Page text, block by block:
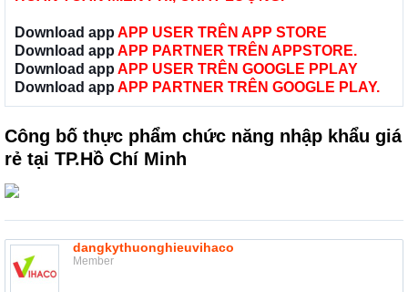
Download app APP USER TRÊN APP STORE
Download app APP PARTNER TRÊN APPSTORE.
Download app APP USER TRÊN GOOGLE PPLAY
Download app APP PARTNER TRÊN GOOGLE PLAY.
Công bố thực phẩm chức năng nhập khẩu giá
rẻ tại TP.Hồ Chí Minh
dangkythuonghieuvihaco
Member